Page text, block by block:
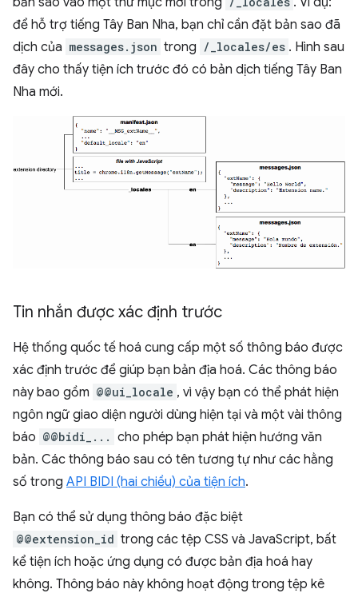
để hỗ trợ tiếng Tây Ban Nha, bạn chỉ cần đặt bản sao đã
dịch của messages.json trong /_locales/es . Hình sau
đây cho thấy tiện ích trước đó có bản dịch tiếng Tây Ban
Nha mới.
Tin nhắn được xác định trước
Hệ thống quốc tế hoá cung cấp một số thông báo được
xác định trước để giúp bạn bản địa hoá. Các thông báo
này bao gồm @@ui_locale , vì vậy bạn có thể phát hiện
ngôn ngữ giao diện người dùng hiện tại và một vài thông
báo @@bidi_... cho phép bạn phát hiện hướng văn
bản. Các thông báo sau có tên tương tự như các hằng
số trong API BIDI (hai chiều) của tiện ích.
Bạn có thể sử dụng thông báo đặc biệt
@@extension_id trong các tệp CSS và JavaScript, bất
kể tiện ích hoặc ứng dụng có được bản địa hoá hay
không. Thông báo này không hoạt động trong tệp kê